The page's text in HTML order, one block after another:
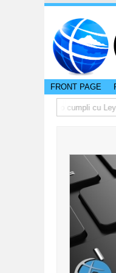
FRONT PAGE
cu no cumpli cu Ley di